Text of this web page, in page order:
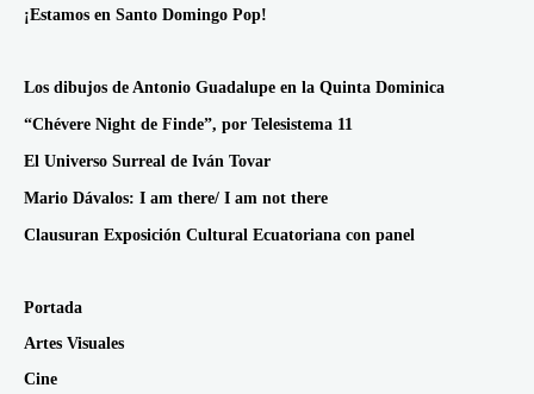
¡Estamos en Santo Domingo Pop!
Los dibujos de Antonio Guadalupe en la Quinta Dominica
“Chévere Night de Finde”, por Telesistema 11
El Universo Surreal de Iván Tovar
Mario Dávalos: I am there/ I am not there
Clausuran Exposición Cultural Ecuatoriana con panel
Portada
Artes Visuales
Cine